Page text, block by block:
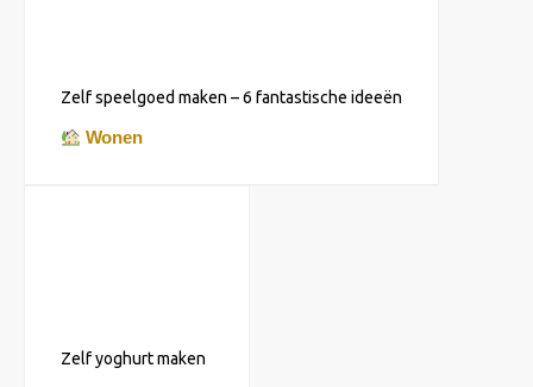
Zelf speelgoed maken – 6 fantastische ideeën
Wonen
Zelf yoghurt maken